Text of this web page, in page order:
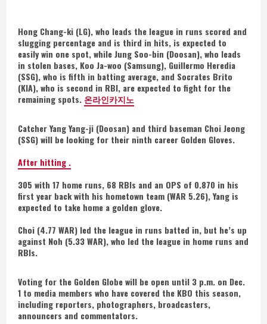
Hong Chang-ki (LG), who leads the league in runs scored and
slugging percentage and is third in hits, is expected to
easily win one spot, while Jung Soo-bin (Doosan), who leads
in stolen bases, Koo Ja-woo (Samsung), Guillermo Heredia
(SSG), who is fifth in batting average, and Socrates Brito
(KIA), who is second in RBI, are expected to fight for the
remaining spots. 온라인카지노
Catcher Yang Yang-ji (Doosan) and third baseman Choi Jeong
(SSG) will be looking for their ninth career Golden Gloves.
After hitting .
305 with 17 home runs, 68 RBIs and an OPS of 0.870 in his
first year back with his hometown team (WAR 5.26), Yang is
expected to take home a golden glove.
Choi (4.77 WAR) led the league in runs batted in, but he’s up
against Noh (5.33 WAR), who led the league in home runs and
RBIs.
Voting for the Golden Globe will be open until 3 p.m. on Dec.
1 to media members who have covered the KBO this season,
including reporters, photographers, broadcasters,
announcers and commentators.